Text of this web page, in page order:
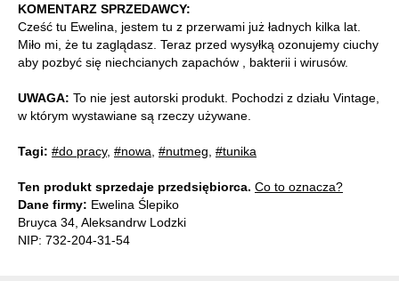
KOMENTARZ SPRZEDAWCY:
Cześć tu Ewelina, jestem tu z przerwami już ładnych kilka lat.
Miło mi, że tu zaglądasz. Teraz przed wysyłką ozonujemy ciuchy
aby pozbyć się niechcianych zapachów , bakterii i wirusów.
UWAGA: To nie jest autorski produkt. Pochodzi z działu Vintage,
w którym wystawiane są rzeczy używane.
Tagi: #do pracy, #nowa #nutmeg #tunika
Ten produkt sprzedaje przedsiębiorca. Co to oznacza?
Dane firmy: Ewelina Ślepiko
Bruyca 34, Aleksandrw Lodzki
NIP: 732-204-31-54